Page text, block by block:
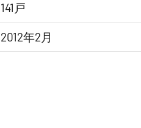
141戸
2012年2月